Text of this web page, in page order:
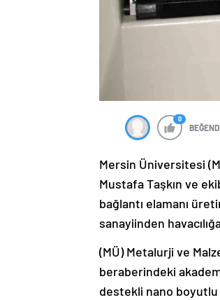
0
Mersin Üniversitesi
Mustafa Taşkın ve
bağlantı elamanı
sanayiinden
(MÜ) Metalurji ve
beraberindeki
destekli nano boyutlu